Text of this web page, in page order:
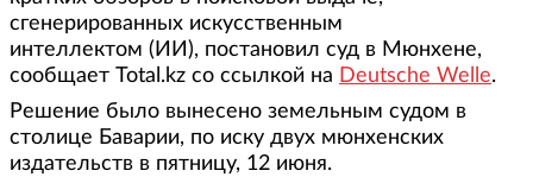
сгенерированных искусственным
интеллектом (ИИ), постановил суд в Мюнхене,
сообщает Total.kz со ссылкой на Deutsche Welle.
Решение было вынесено земельным судом в
столице Баварии, по иску двух мюнхенских
издательств в пятницу, 12 июня.